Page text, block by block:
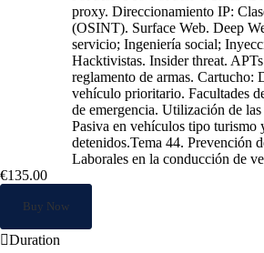
€135.00
Buy Now
Duration